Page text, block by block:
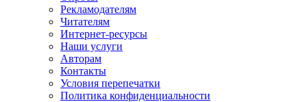
Рекламодателям
Читателям
Интернет-ресурсы
Наши услуги
Авторам
Контакты
Условия перепечатки
Политика конфиденциальности